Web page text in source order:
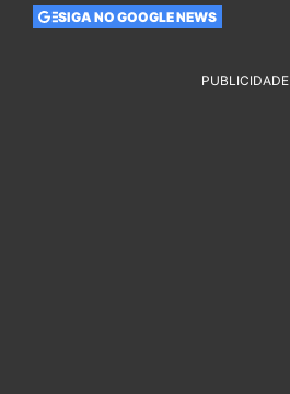
SIGA NO GOOGLE NEWS
PUBLICIDADE